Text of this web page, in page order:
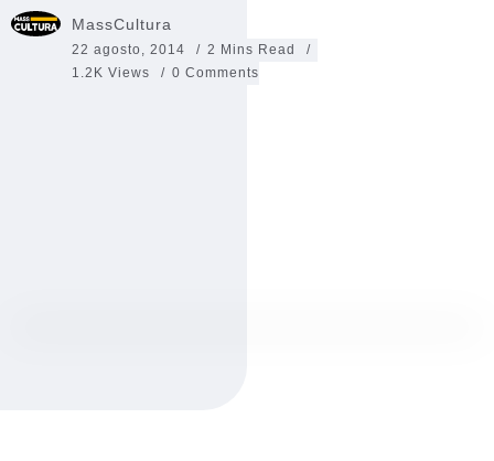
MassCultura
22 agosto, 2014
2 Mins Read
1.2K Views
0 Comments